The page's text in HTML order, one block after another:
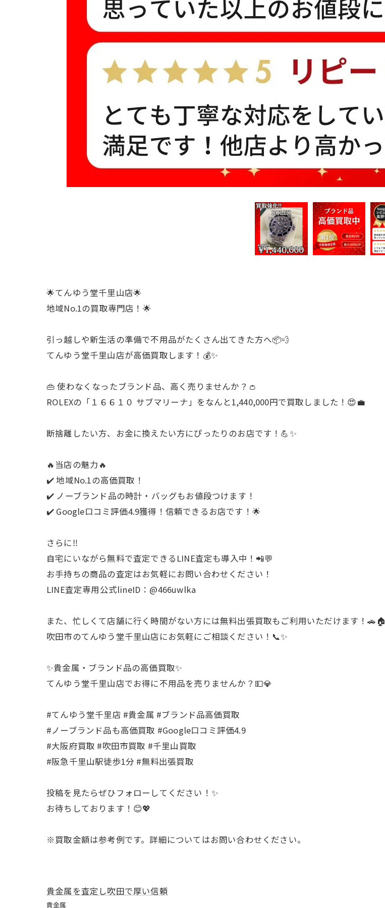
🌟てんゆう堂千里山店🌟
地域No.1の買取専門店！🌟
引っ越しや新生活の準備で不用品がたくさん出てきた方へ📦💨
てんゆう堂千里山店が高価買取します！💰✨
👜 使わなくなったブランド品、高く売りませんか？👛
ROLEXの「１６６１０ サブマリーナ」をなんと1,440,000円で買取しました！😍💼
断捨離したい方、お金に換えたい方にぴったりのお店です！💪✨
🔥当店の魅力🔥
✔️ 地域No.1の高価買取！
✔️ ノーブランド品の時計・バッグもお値段つけます！
✔️ Google口コミ評価4.9獲得！信頼できるお店です！🌟
さらに‼️
自宅にいながら無料で査定できるLINE査定も導入中！📲💬
お手持ちの商品の査定はお気軽にお問い合わせください！
LINE査定専用公式lineID：@466uwlka
また、忙しくて店舗に行く時間がない方には無料出張買取もご利用いただけます！🚗🏠
吹田市のてんゆう堂千里山店にお気軽にご相談ください！📞✨
✨貴金属・ブランド品の高価買取✨
てんゆう堂千里山店でお得に不用品を売りませんか？💵💎
#てんゆう堂千里店 #貴金属 #ブランド品高価買取
#ノーブランド品も高価買取 #Google口コミ評価4.9
#大阪府買取 #吹田市買取 #千里山買取
#阪急千里山駅徒歩1分 #無料出張買取
投稿を見たらぜひフォローしてください！✨
お待ちしております！😊💖
※買取金額は参考例です。詳細についてはお問い合わせください。
貴金属を査定し吹田で厚い信頼
貴金属